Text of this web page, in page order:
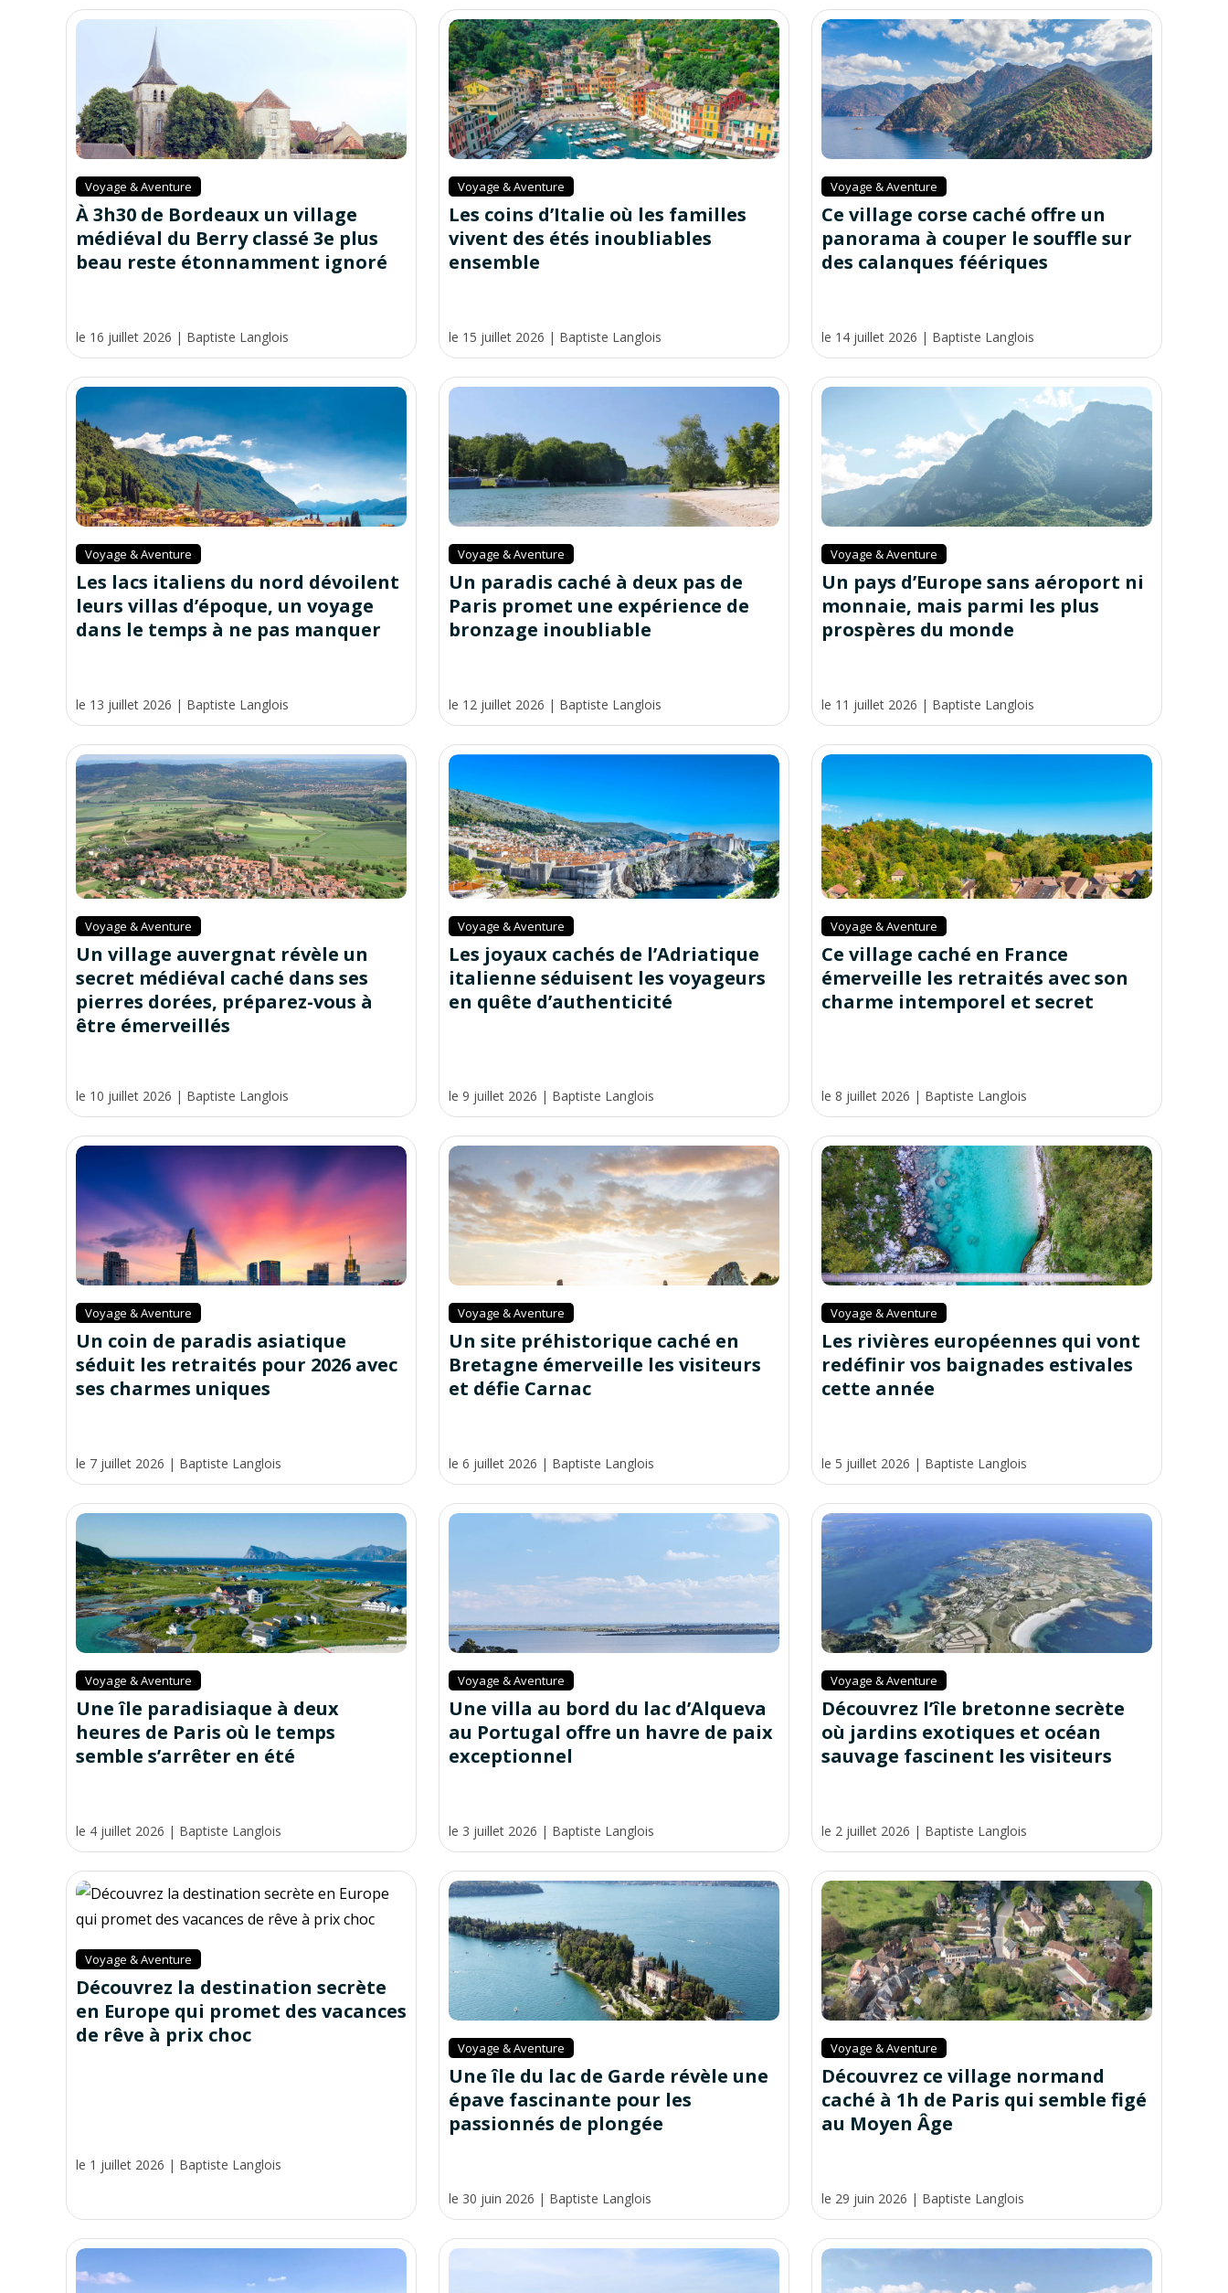
Voyage & Aventure
À 3h30 de Bordeaux un village
médiéval du Berry classé 3e plus
beau reste étonnamment ignoré
le 16 juillet 2026 | Baptiste Langlois
Voyage & Aventure
Les coins d’Italie où les familles
vivent des étés inoubliables
ensemble
le 15 juillet 2026 | Baptiste Langlois
Voyage & Aventure
Ce village corse caché offre un
panorama à couper le souffle sur
des calanques féériques
le 14 juillet 2026 | Baptiste Langlois
Voyage & Aventure
Les lacs italiens du nord dévoilent
leurs villas d’époque, un voyage
dans le temps à ne pas manquer
le 13 juillet 2026 | Baptiste Langlois
Voyage & Aventure
Un paradis caché à deux pas de
Paris promet une expérience de
bronzage inoubliable
le 12 juillet 2026 | Baptiste Langlois
Voyage & Aventure
Un pays d’Europe sans aéroport ni
monnaie, mais parmi les plus
prospères du monde
le 11 juillet 2026 | Baptiste Langlois
Voyage & Aventure
Un village auvergnat révèle un
secret médiéval caché dans ses
pierres dorées, préparez-vous à
être émerveillés
le 10 juillet 2026 | Baptiste Langlois
Voyage & Aventure
Les joyaux cachés de l’Adriatique
italienne séduisent les voyageurs
en quête d’authenticité
le 9 juillet 2026 | Baptiste Langlois
Voyage & Aventure
Ce village caché en France
émerveille les retraités avec son
charme intemporel et secret
le 8 juillet 2026 | Baptiste Langlois
Voyage & Aventure
Un coin de paradis asiatique
séduit les retraités pour 2026 avec
ses charmes uniques
le 7 juillet 2026 | Baptiste Langlois
Voyage & Aventure
Un site préhistorique caché en
Bretagne émerveille les visiteurs
et défie Carnac
le 6 juillet 2026 | Baptiste Langlois
Voyage & Aventure
Les rivières européennes qui vont
redéfinir vos baignades estivales
cette année
le 5 juillet 2026 | Baptiste Langlois
Voyage & Aventure
Une île paradisiaque à deux
heures de Paris où le temps
semble s’arrêter en été
le 4 juillet 2026 | Baptiste Langlois
Voyage & Aventure
Une villa au bord du lac d’Alqueva
au Portugal offre un havre de paix
exceptionnel
le 3 juillet 2026 | Baptiste Langlois
Voyage & Aventure
Découvrez l’île bretonne secrète
où jardins exotiques et océan
sauvage fascinent les visiteurs
le 2 juillet 2026 | Baptiste Langlois
Voyage & Aventure
Découvrez la destination secrète
en Europe qui promet des vacances
de rêve à prix choc
le 1 juillet 2026 | Baptiste Langlois
Voyage & Aventure
Une île du lac de Garde révèle une
épave fascinante pour les
passionnés de plongée
le 30 juin 2026 | Baptiste Langlois
Voyage & Aventure
Découvrez ce village normand
caché à 1h de Paris qui semble figé
au Moyen Âge
le 29 juin 2026 | Baptiste Langlois